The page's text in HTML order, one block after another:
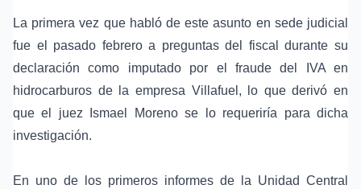
La primera vez que habló de este asunto en sede judicial
fue el pasado febrero a preguntas del fiscal durante su
declaración como imputado por el fraude del IVA en
hidrocarburos de la empresa Villafuel, lo que derivó en
que el juez Ismael Moreno se lo requeriría para dicha
investigación.
En uno de los primeros informes de la Unidad Central